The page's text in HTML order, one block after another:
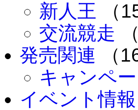
新人王 （
交流競走
発売関連 （
キャンペ
イベント情報